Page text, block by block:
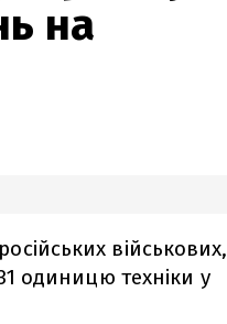
на
військових,
одиницю техніки у